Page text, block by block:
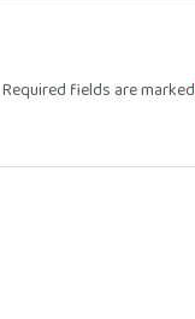
Required fields are marked